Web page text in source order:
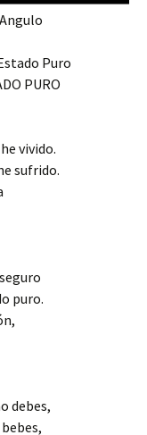
Puro
PURO
vivido.
sufrido.
puro.
debes,